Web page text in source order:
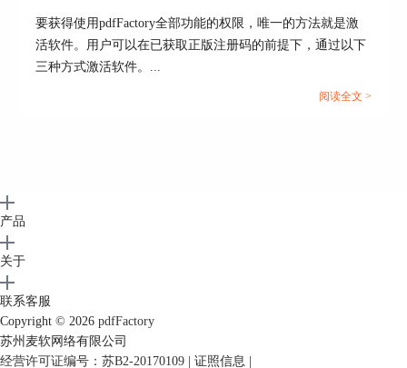
相当积极的作用。点击pdfFactory教程获取更多实
用的软件使用技巧。
要获得使用pdfFactory全部功能的权限，唯一的方法就是激
活软件。用户可以在已获取正版注册码的前提下，通过以下
三种方式激活软件。...
阅读全文 >
产品
关于
联系客服
Copyright © 2026 pdfFactory
苏州麦软网络有限公司
经营许可证编号：苏B2-20170109
证照信息